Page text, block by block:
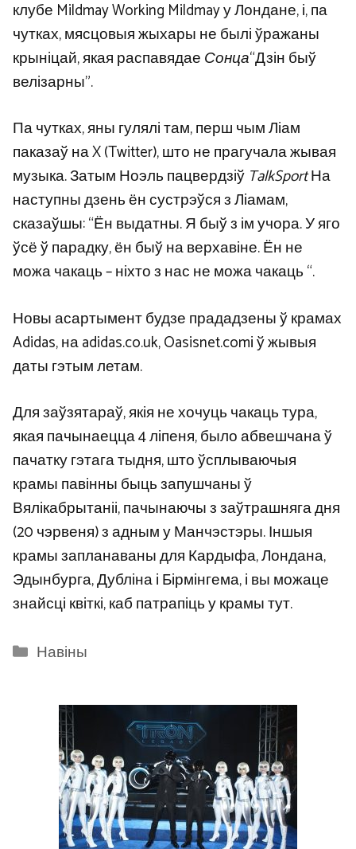
клубе Mildmay Working Mildmay у Лондане, і, па
чутках, мясцовыя жыхары не былі ўражаны
крыніцай, якая распавядаеСонца“Дзін быў
велізарны”.
Па чутках, яны гулялі там, перш чым Ліам
паказаў на X (Twitter), што не прагучала жывая
музыка. Затым Ноэль пацвердзіў TalkSportНа
наступны дзень ён сустрэўся з Ліамам,
сказаўшы: “Ён выдатны. Я быў з ім учора. У яго
ўсё ў парадку, ён быў на верхавіне. Ён не
можа чакаць – ніхто з нас не можа чакаць “.
Новы асартымент будзе прададзены ў крамах
Adidas, наadidas.co.uk,Oasisnet.comі ў жывыя
даты гэтым летам.
Для заўзятараў, якія не хочуць чакаць тура,
якая пачынаецца 4 ліпеня, было абвешчана ў
пачатку гэтага тыдня, што ўсплываючыя
крамы павінны быць запушчаны ў
Вялікабрытаніі, пачынаючы з заўтрашняга дня
(20 чэрвеня) з адным у Манчэстэры. Іншыя
крамы запланаваны для Кардыфа, Лондана,
Эдынбурга, Дубліна і Бірмінгема, і вы можаце
знайсці квіткі, каб патрапіць у крамытут.
Categories
Навіны